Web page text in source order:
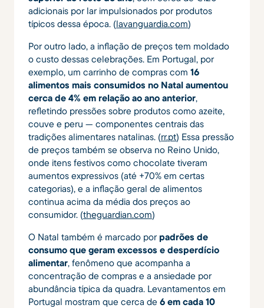
adicionais por lar impulsionados por produtos
típicos dessa época. (lavanguardia.com)
Por outro lado, a inflação de preços tem moldado
o custo dessas celebrações. Em Portugal, por
exemplo, um carrinho de compras com 16
alimentos mais consumidos no Natal aumentou
cerca de 4% em relação ao ano anterior,
refletindo pressões sobre produtos como azeite,
couve e peru — componentes centrais das
tradições alimentares natalinas. (rr.pt) Essa pressão
de preços também se observa no Reino Unido,
onde itens festivos como chocolate tiveram
aumentos expressivos (até +70% em certas
categorias), e a inflação geral de alimentos
continua acima da média dos preços ao
consumidor. (theguardian.com)
O Natal também é marcado por padrões de
consumo que geram excessos e desperdício
alimentar, fenômeno que acompanha a
concentração de compras e a ansiedade por
abundância típica da quadra. Levantamentos em
Portugal mostram que cerca de 6 em cada 10